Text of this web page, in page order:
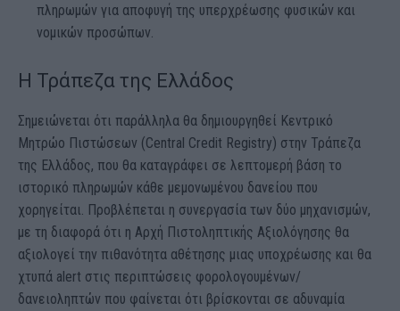
πληρωμών για αποφυγή της υπερχρέωσης φυσικών και
νομικών προσώπων.
Η Τράπεζα της Ελλάδος
Σημειώνεται ότι παράλληλα θα δημιουργηθεί Κεντρικό
Μητρώο Πιστώσεων (Central Credit Registry) στην Τράπεζα
της Ελλάδος, που θα καταγράφει σε λεπτομερή βάση το
ιστορικό πληρωμών κάθε μεμονωμένου δανείου που
χορηγείται. Προβλέπεται η συνεργασία των δύο μηχανισμών,
με τη διαφορά ότι η Αρχή Πιστοληπτικής Αξιολόγησης θα
αξιολογεί την πιθανότητα αθέτησης μιας υποχρέωσης και θα
χτυπά alert στις περιπτώσεις φορολογουμένων/
δανειοληπτών που φαίνεται ότι βρίσκονται σε αδυναμία